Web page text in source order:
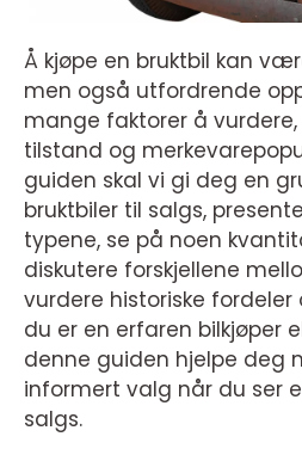
Å kjøpe en bruktbil kan
men også utfordrende
mange faktorer å vurdere,
tilstand og
guiden skal vi gi deg en
bruktbiler til salgs,
typene, se på noen
diskutere forskjellene
vurdere historiske fordeler
du er en erfaren bilkjøper
denne guiden hjelpe deg
informert valg når du ser
salgs.